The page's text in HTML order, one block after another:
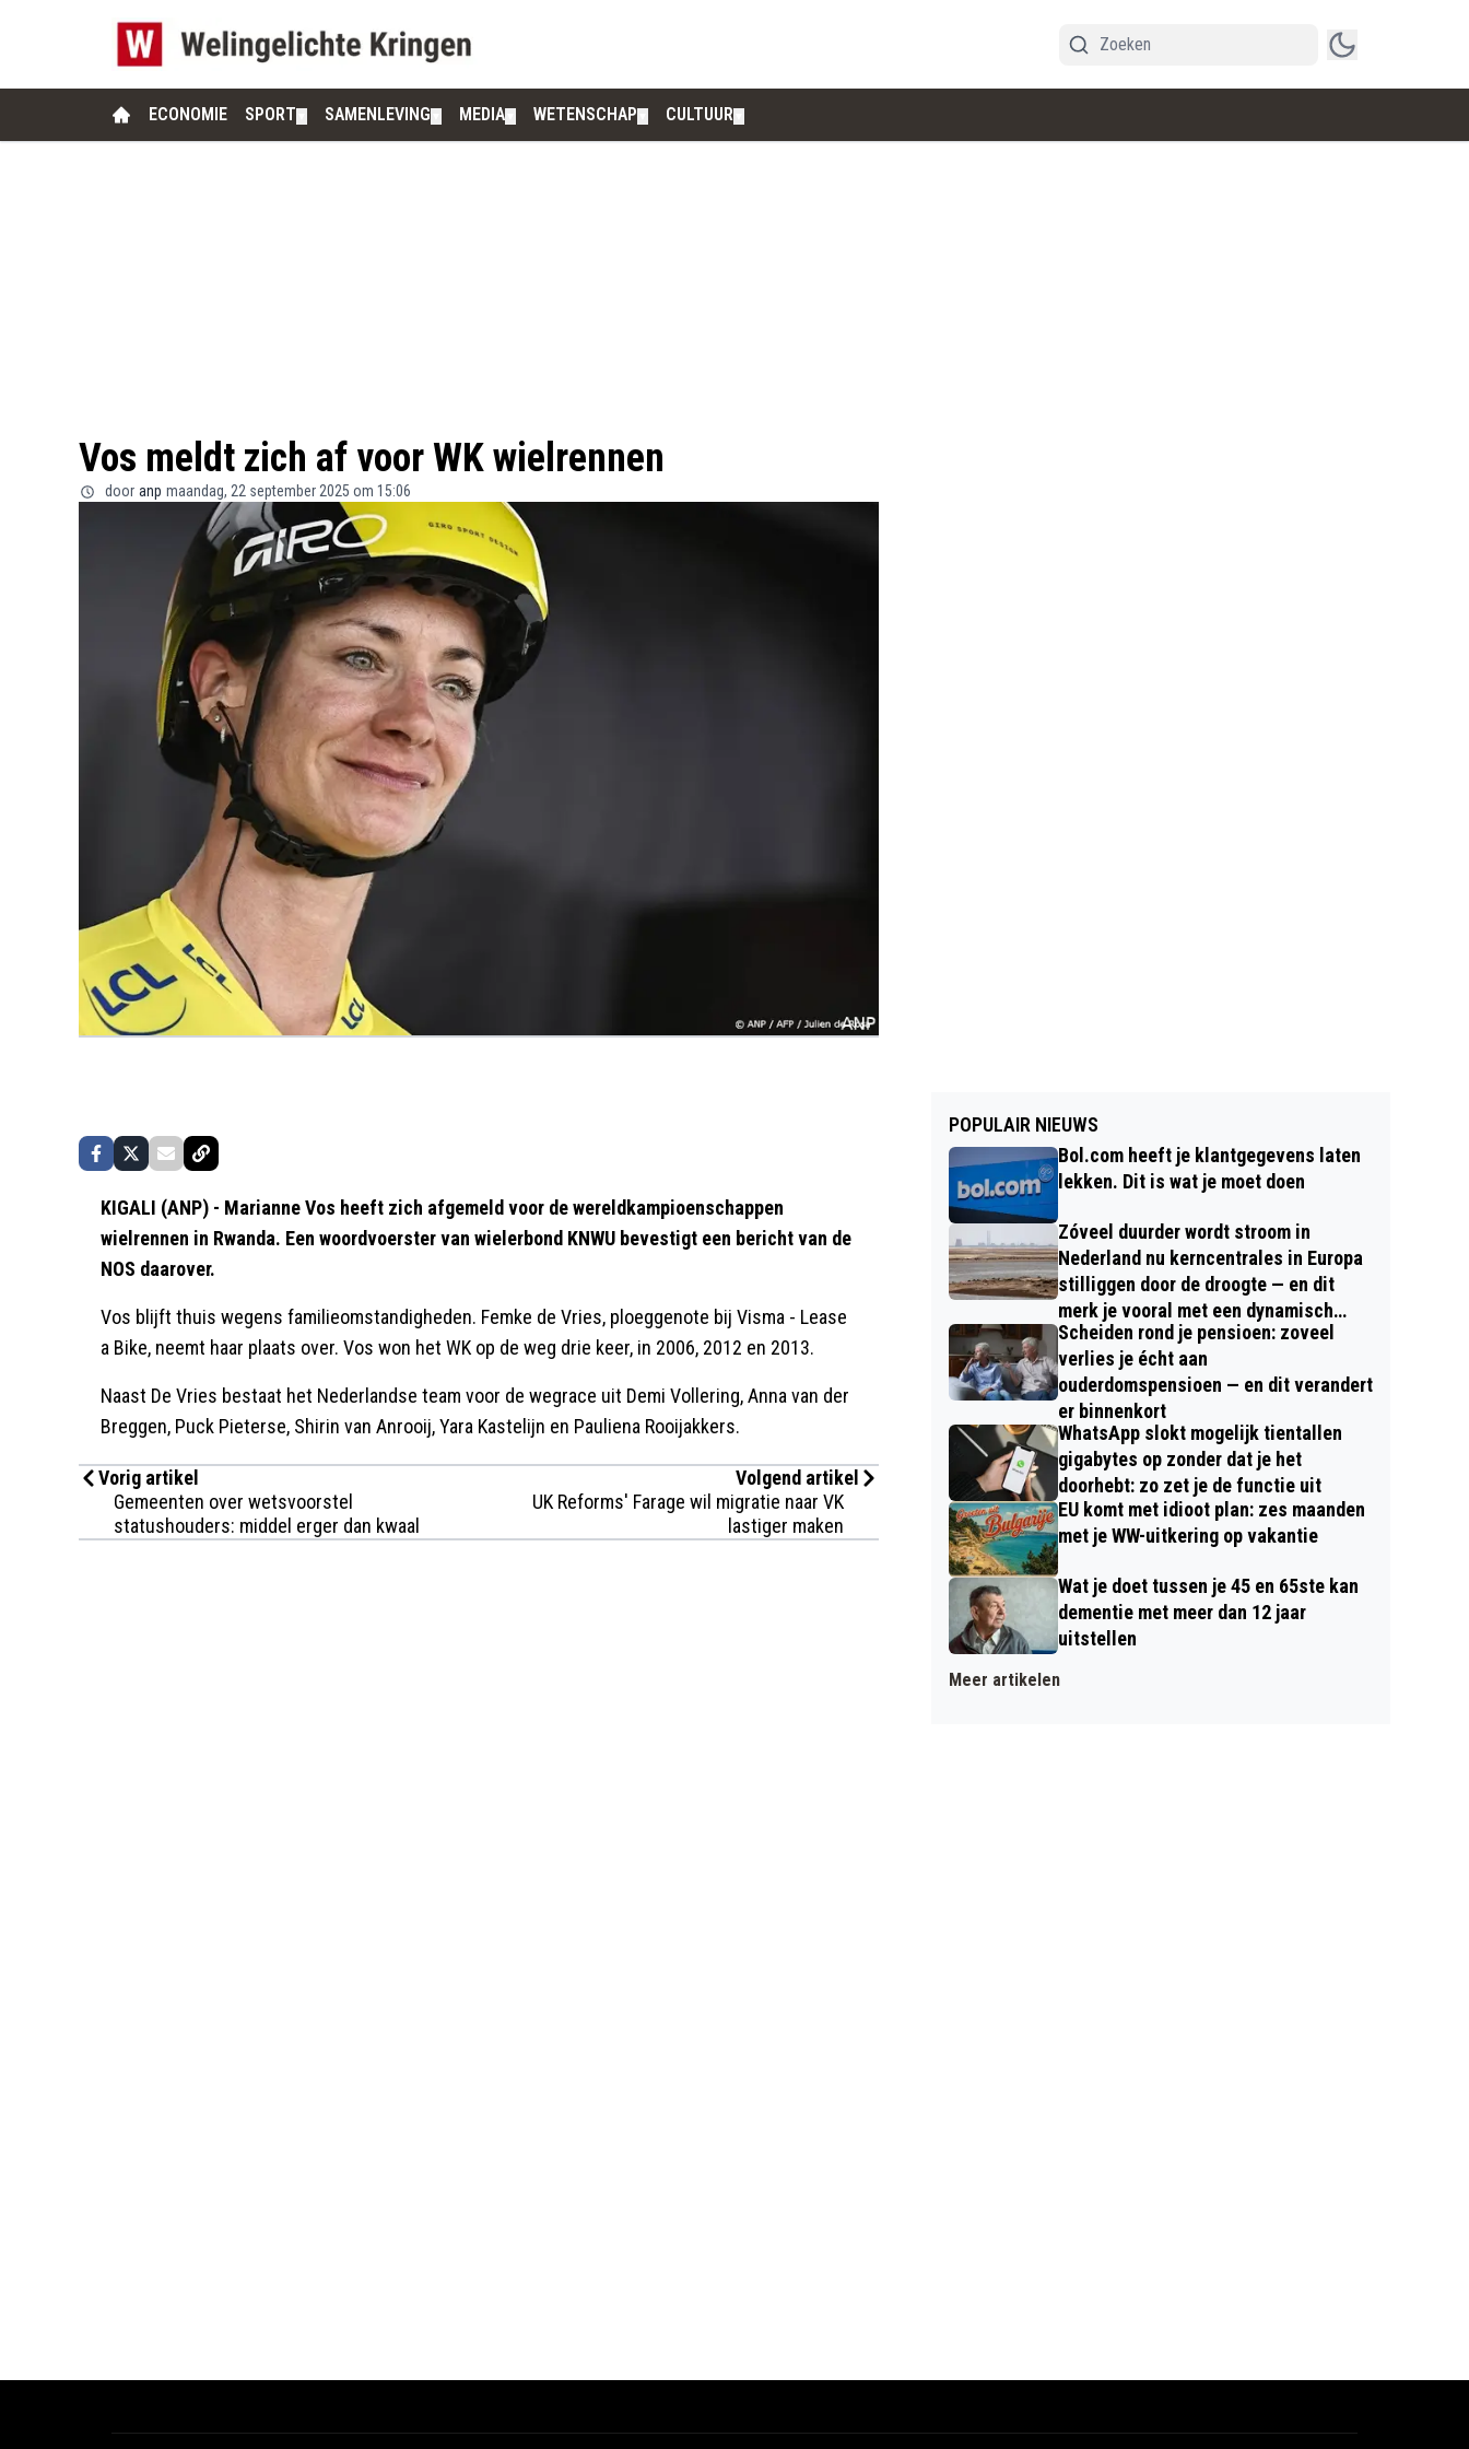
ECONOMIE SPORT SAMENLEVING MEDIA WETENSCHAP CULTUUR
Vos meldt zich af voor WK wielrennen
door anp maandag, 22 september 2025 om 15:06
KIGALI (ANP) - Marianne Vos heeft zich afgemeld voor de wereldkampioenschappen
wielrennen in Rwanda. Een woordvoerster van wielerbond KNWU bevestigt een bericht van de
NOS daarover.
Vos blijft thuis wegens familieomstandigheden. Femke de Vries, ploeggenote bij Visma - Lease
a Bike, neemt haar plaats over. Vos won het WK op de weg drie keer, in 2006, 2012 en 2013.
Naast De Vries bestaat het Nederlandse team voor de wegrace uit Demi Vollering, Anna van der
Breggen, Puck Pieterse, Shirin van Anrooij, Yara Kastelijn en Pauliena Rooijakkers.
Vorig artikel
Gemeenten over wetsvoorstel
statushouders: middel erger dan kwaal
Volgend artikel
UK Reforms' Farage wil migratie naar VK
lastiger maken
POPULAIR NIEUWS
Bol.com heeft je klantgegevens laten
lekken. Dit is wat je moet doen
Zóveel duurder wordt stroom in
Nederland nu kerncentrales in Europa
stilliggen door de droogte — en dit
merk je vooral met een dynamisch
contract
Scheiden rond je pensioen: zoveel
verlies je écht aan
ouderdomspensioen — en dit verandert
er binnenkort
WhatsApp slokt mogelijk tientallen
gigabytes op zonder dat je het
doorhebt: zo zet je de functie uit
EU komt met idioot plan: zes maanden
met je WW-uitkering op vakantie
Wat je doet tussen je 45 en 65ste kan
dementie met meer dan 12 jaar
uitstellen
Meer artikelen